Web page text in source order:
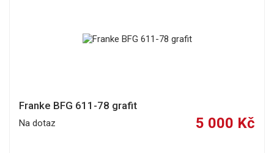
Franke BFG 611-78 grafit
Na dotaz 5 000 Kč